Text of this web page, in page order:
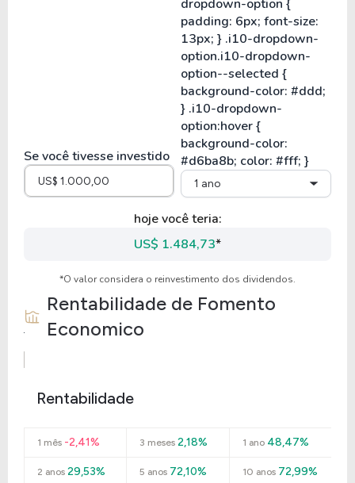
Se você tivesse investido
1 ano
hoje você teria:
US$ 1.484,73*
*O valor considera o reinvestimento dos dividendos.
Rentabilidade de Fomento
Economico
Rentabilidade
1 mês -2,41% 3 meses 2,18% 1 ano48,47%
2 anos 29,53% 5 anos 72,10% 10 anos72,99%